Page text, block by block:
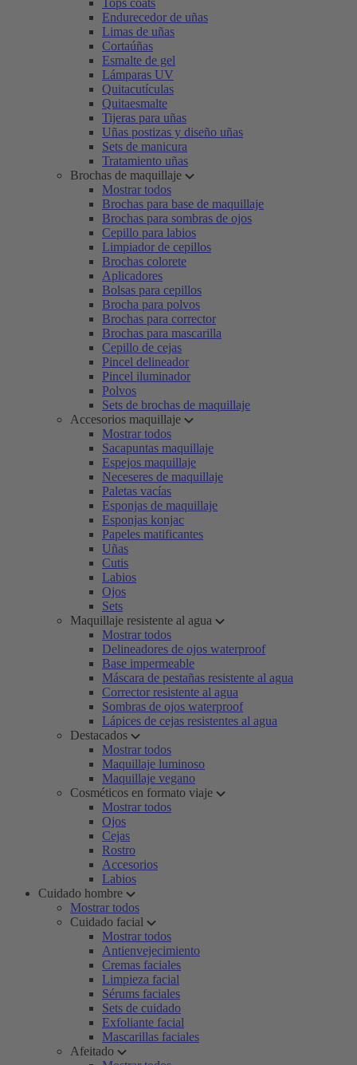
Tops coats
Endurecedor de uñas
Limas de uñas
Cortaúñas
Esmalte de gel
Lámparas UV
Quitacutículas
Quitaesmalte
Tijeras para uñas
Uñas postizas y diseño uñas
Sets de manicura
Tratamiento uñas
Brochas de maquillaje
Mostrar todos
Brochas para base de maquillaje
Brochas para sombras de ojos
Cepillo para labios
Limpiador de cepillos
Brochas colorete
Aplicadores
Bolsas para cepillos
Brocha para polvos
Brochas para corrector
Brochas para mascarilla
Cepillo de cejas
Pincel delineador
Pincel iluminador
Polvos
Sets de brochas de maquillaje
Accesorios maquillaje
Mostrar todos
Sacapuntas maquillaje
Espejos maquillaje
Neceseres de maquillaje
Paletas vacías
Esponjas de maquillaje
Esponjas konjac
Papeles matificantes
Uñas
Cutis
Labios
Ojos
Sets
Maquillaje resistente al agua
Mostrar todos
Delineadores de ojos waterproof
Base impermeable
Máscara de pestañas resistente al agua
Corrector resistente al agua
Sombras de ojos waterproof
Lápices de cejas resistentes al agua
Destacados
Mostrar todos
Maquillaje luminoso
Maquillaje vegano
Cosméticos en formato viaje
Mostrar todos
Ojos
Cejas
Rostro
Accesorios
Labios
Cuidado hombre
Mostrar todos
Cuidado facial
Mostrar todos
Antienvejecimiento
Cremas faciales
Limpieza facial
Sérums faciales
Sets de cuidado
Exfoliante facial
Mascarillas faciales
Afeitado